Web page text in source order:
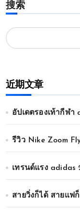
搜索
近期文章
อัปเดตรองเท้ากีฬ
รีวิว Nike Zoom
เทรนด์แรง adidas
สายวิ่งก็ได้ สายแฟ